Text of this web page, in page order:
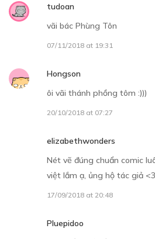
tudoan
vãi bác Phùng Tôn
07/11/2018 at 19:31
Hongson
ôi vãi thánh phồng tôm :)))
20/10/2018 at 07:27
elizabethwonders
Nét vẽ đúng chuẩn comic
việt lắm ạ, ủng hộ tác giả <3
17/09/2018 at 20:48
Pluepidoo